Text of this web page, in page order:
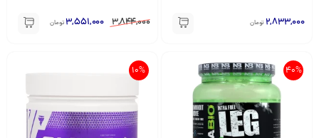
2,833,000 تومان 3,844,000
3,551,000 تومان
40%
10%